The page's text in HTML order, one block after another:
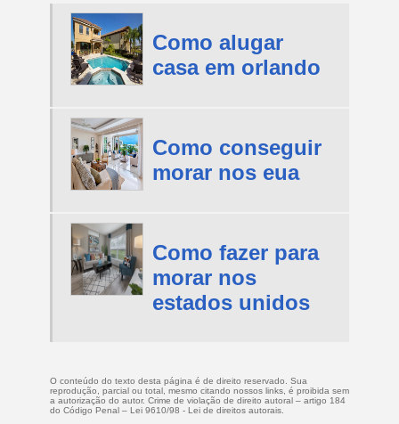
Como alugar
casa em orlando
Como conseguir
morar nos eua
Como fazer para
morar nos
estados unidos
O conteúdo do texto desta página é de direito reservado. Sua
reprodução, parcial ou total, mesmo citando nossos links, é proibida sem
a autorização do autor. Crime de violação de direito autoral – artigo 184
do Código Penal – Lei 9610/98 - Lei de direitos autorais